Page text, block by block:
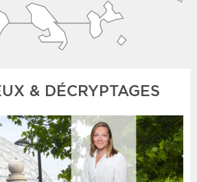
& DÉCRYPTAGES